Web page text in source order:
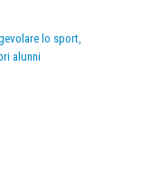
lo sport,
alunni